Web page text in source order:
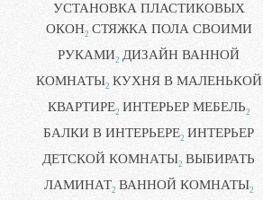
УСТАНОВКА ПЛАСТИКОВЫХ
ОКОН2 СТЯЖКА ПОЛА СВОИМИ
РУКАМИ2 ДИЗАЙН ВАННОЙ
КОМНАТЫ2 КУХНЯ В МАЛЕНЬКОЙ
КВАРТИРЕ2 ИНТЕРЬЕР МЕБЕЛЬ2
БАЛКИ В ИНТЕРЬЕРЕ2 ИНТЕРЬЕР
ДЕТСКОЙ КОМНАТЫ2 ВЫБИРАТЬ
ЛАМИНАТ2 ВАННОЙ КОМНАТЫ2